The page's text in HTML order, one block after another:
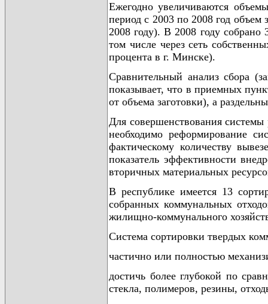
Ежегодно увеличиваются
период с 2003 по 2008 год объем
2008 году). В 2008 году
том числе через сеть
процента в г. Минске).
Сравнительный анализ сбора
показывает, что в приемных
от объема заготовки), а
Для совершенствования системы
необходимо реформирование
фактическому количеству
показатель эффективности
вторичных материальных
В республике имеется 13
собранных коммунальных
жилищно-коммунального
Система сортировки твердых
частично или полностью
достичь более глубокой по
стекла, полимеров, резины,